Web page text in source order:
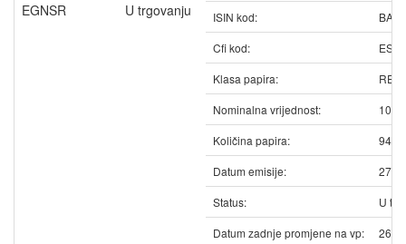
EGNSR U trgovanju ISIN kod:
Cfi kod:
Klasa papira:
Nominalna vrijednost:
10.00
Količina papira:
Datum emisije:
Status:
U
Datum zadnje promjene na vp: